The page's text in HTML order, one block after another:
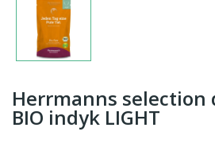
Herrmanns selection
BIO indyk LIGHT